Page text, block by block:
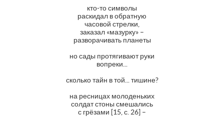
кто-то символы
раскидал в обратную
часовой стрелки,
заказал «мазурку» –
разворачивать планеты
но сады протягивают руки
вопреки...
сколько тайн в той... тишине?
на ресницах молоденьких
солдат стоны смешались
с грёзами [15, с. 26] –